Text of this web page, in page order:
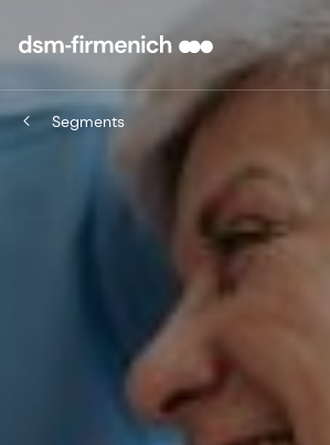
Segments